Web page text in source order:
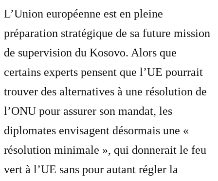
L’Union européenne est en pleine
préparation stratégique de sa future mission
de supervision du Kosovo. Alors que
certains experts pensent que l’UE pourrait
trouver des alternatives à une résolution de
l’ONU pour assurer son mandat, les
diplomates envisagent désormais une «
résolution minimale », qui donnerait le feu
vert à l’UE sans pour autant régler la